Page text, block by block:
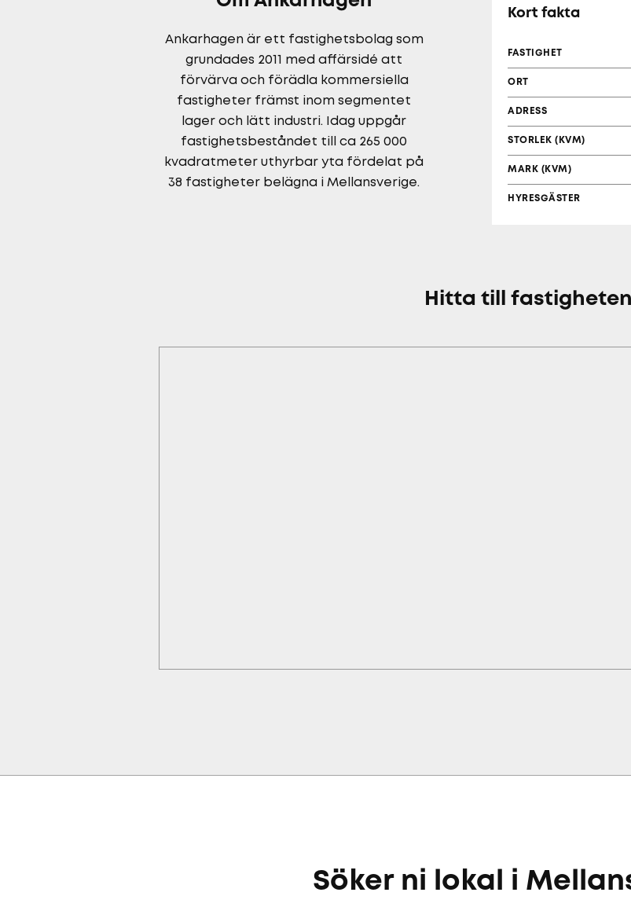
Ankarhagen är ett fastighetsbolag som
grundades 2011 med affärsidé att
förvärva och förädla kommersiella
fastigheter främst inom segmentet
lager och lätt industri. Idag uppgår
fastighetsbeståndet till ca 265 000
kvadratmeter uthyrbar yta fördelat på
38 fastigheter belägna i Mellansverige.
Kort fakta
FASTIGHET
ORT
ADRESS
STORLEK (KVM)
MARK (KVM)
HYRESGÄSTER
Hitta till fastigheten
Söker ni lokal i